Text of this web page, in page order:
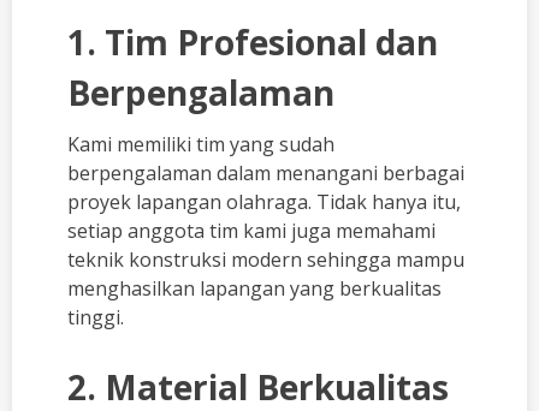
1. Tim Profesional dan
Berpengalaman
Kami memiliki tim yang sudah
berpengalaman dalam menangani berbagai
proyek lapangan olahraga. Tidak hanya itu,
setiap anggota tim kami juga memahami
teknik konstruksi modern sehingga mampu
menghasilkan lapangan yang berkualitas
tinggi.
2. Material Berkualitas